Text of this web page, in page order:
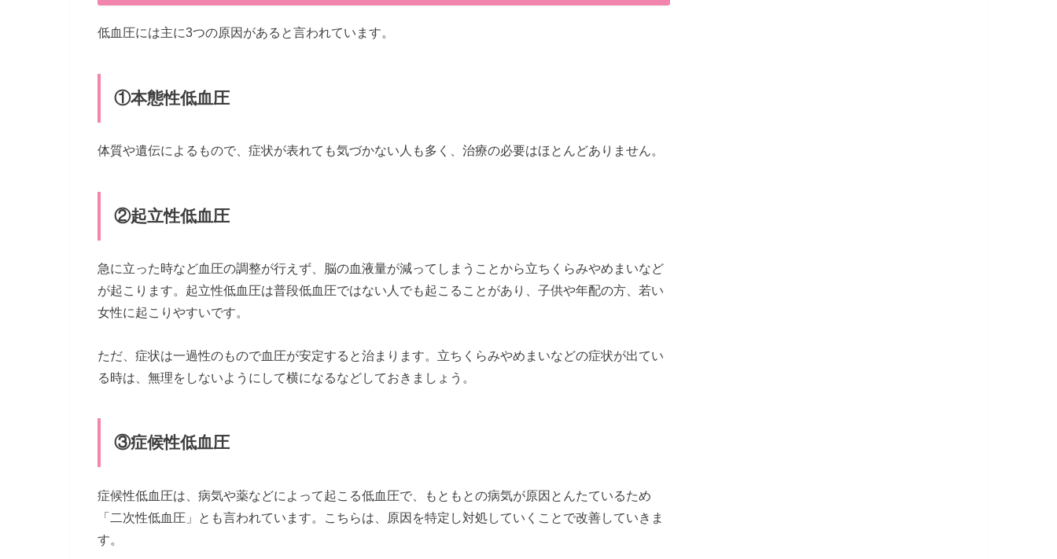
低血圧には主に3つの原因があると言われています。
①本態性低血圧
体質や遺伝によるもので、症状が表れても気づかない人も多く、治療の必要はほとんどありません。
②起立性低血圧
急に立った時など血圧の調整が行えず、脳の血液量が減ってしまうことから立ちくらみやめまいなど
が起こります。起立性低血圧は普段低血圧ではない人でも起こることがあり、子供や年配の方、若い
女性に起こりやすいです。
ただ、症状は一過性のもので血圧が安定すると治まります。立ちくらみやめまいなどの症状が出てい
る時は、無理をしないようにして横になるなどしておきましょう。
③症候性低血圧
症候性低血圧は、病気や薬などによって起こる低血圧で、もともとの病気が原因とんたているため
「二次性低血圧」とも言われています。こちらは、原因を特定し対処していくことで改善していきま
す。